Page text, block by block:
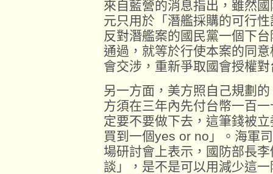
來自藍營的消息指出，雖然
元只用於「潛艦採購的可行
反對潛艦案的國民黨一個下
通過，就等於行使本案的同
會交涉，重新爭取國會授權
另一方面，美方照自己規劃
方須在三年內先付台幣一百
定要不要做下去，這筆錢被
買到一個yes or no」。海軍
場研討會上表示，國防部長
談」，是不是可以用減少這